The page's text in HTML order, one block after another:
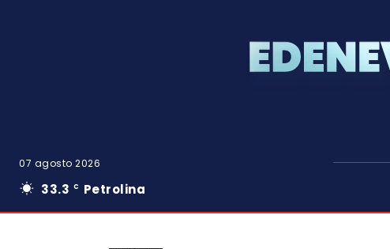
07 agosto 2026
33.3 C Petrolina